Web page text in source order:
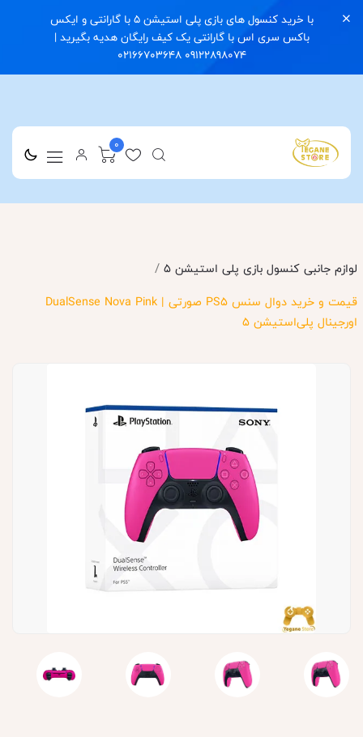
با خرید کنسول های بازی پلی استیشن 5 با گارانتی و ایکس
باکس سری اس با گارانتی یک کیف رایگان هدیه بگیرید |
09122898074 02166703648
0
لوازم جانبی کنسول بازی پلی استیشن 5 /
قیمت و خرید دوال سنس PS5 صورتی | DualSense Nova Pink
اورجینال پلی‌استیشن ۵